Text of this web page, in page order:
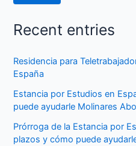
Recent entries
Residencia para
España
Estancia por Estudios en
puede ayudarle Molinares
Prórroga de la Estancia por
plazos y cómo puede